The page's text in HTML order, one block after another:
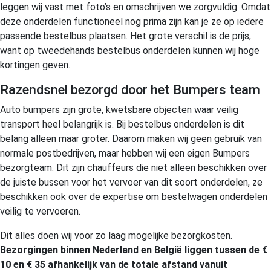
leggen wij vast met foto’s en omschrijven we zorgvuldig. Omdat
deze onderdelen functioneel nog prima zijn kan je ze op iedere
passende bestelbus plaatsen. Het grote verschil is de prijs,
want op tweedehands bestelbus onderdelen kunnen wij hoge
kortingen geven.
Razendsnel bezorgd door het Bumpers team
Auto bumpers zijn grote, kwetsbare objecten waar veilig
transport heel belangrijk is. Bij bestelbus onderdelen is dit
belang alleen maar groter. Daarom maken wij geen gebruik van
normale postbedrijven, maar hebben wij een eigen Bumpers
bezorgteam. Dit zijn chauffeurs die niet alleen beschikken over
de juiste bussen voor het vervoer van dit soort onderdelen, ze
beschikken ook over de expertise om bestelwagen onderdelen
veilig te vervoeren.
Dit alles doen wij voor zo laag mogelijke bezorgkosten.
Bezorgingen binnen Nederland en België liggen tussen de €
10 en € 35 afhankelijk van de totale afstand vanuit